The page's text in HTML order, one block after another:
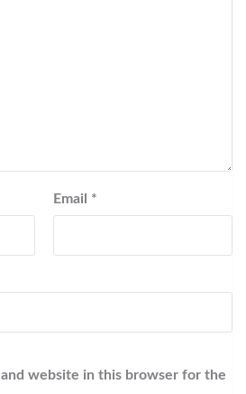
Email *
and website in this browser for the